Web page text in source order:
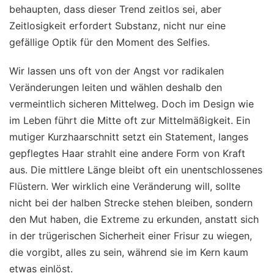
behaupten, dass dieser Trend zeitlos sei, aber
Zeitlosigkeit erfordert Substanz, nicht nur eine
gefällige Optik für den Moment des Selfies.
Wir lassen uns oft von der Angst vor radikalen
Veränderungen leiten und wählen deshalb den
vermeintlich sicheren Mittelweg. Doch im Design wie
im Leben führt die Mitte oft zur Mittelmäßigkeit. Ein
mutiger Kurzhaarschnitt setzt ein Statement, langes
gepflegtes Haar strahlt eine andere Form von Kraft
aus. Die mittlere Länge bleibt oft ein unentschlossenes
Flüstern. Wer wirklich eine Veränderung will, sollte
nicht bei der halben Strecke stehen bleiben, sondern
den Mut haben, die Extreme zu erkunden, anstatt sich
in der trügerischen Sicherheit einer Frisur zu wiegen,
die vorgibt, alles zu sein, während sie im Kern kaum
etwas einlöst.